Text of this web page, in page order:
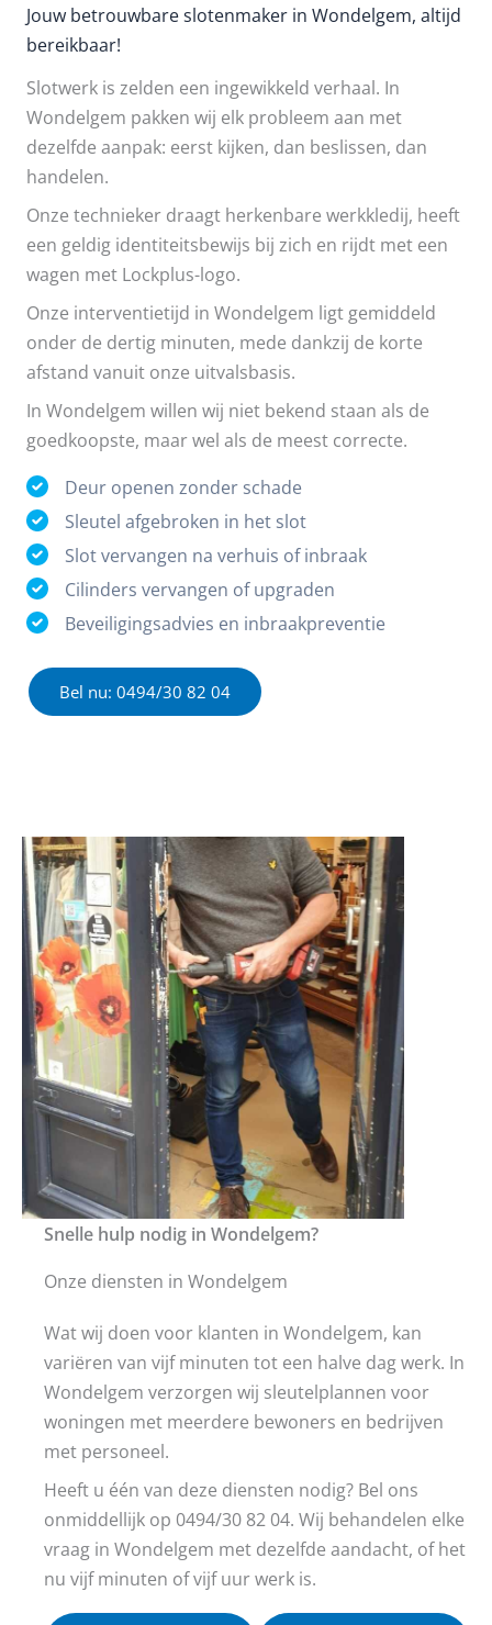
Jouw betrouwbare slotenmaker in Wondelgem, altijd
bereikbaar!
Slotwerk is zelden een ingewikkeld verhaal. In
Wondelgem pakken wij elk probleem aan met
dezelfde aanpak: eerst kijken, dan beslissen, dan
handelen.
Onze technieker draagt herkenbare werkkledij, heeft
een geldig identiteitsbewijs bij zich en rijdt met een
wagen met Lockplus-logo.
Onze interventietijd in Wondelgem ligt gemiddeld
onder de dertig minuten, mede dankzij de korte
afstand vanuit onze uitvalsbasis.
In Wondelgem willen wij niet bekend staan als de
goedkoopste, maar wel als de meest correcte.
Deur openen zonder schade
Sleutel afgebroken in het slot
Slot vervangen na verhuis of inbraak
Cilinders vervangen of upgraden
Beveiligingsadvies en inbraakpreventie
Bel nu: 0494/30 82 04
Snelle hulp nodig in Wondelgem?
Onze diensten in Wondelgem
Wat wij doen voor klanten in Wondelgem, kan
variëren van vijf minuten tot een halve dag werk. In
Wondelgem verzorgen wij sleutelplannen voor
woningen met meerdere bewoners en bedrijven
met personeel.
Heeft u één van deze diensten nodig? Bel ons
onmiddellijk op 0494/30 82 04. Wij behandelen elke
vraag in Wondelgem met dezelfde aandacht, of het
nu vijf minuten of vijf uur werk is.